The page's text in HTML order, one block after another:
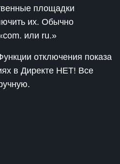
площадки
их. Обычно
или ru.»
отключения показа
в Директе НЕТ! Все